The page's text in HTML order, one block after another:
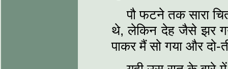
पौ फटने तक सारा
थे, लेकिन देह जैसे झर
पाकर मैं सो गया और दो-